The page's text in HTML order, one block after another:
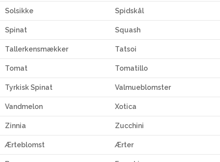
Solsikke Spidskål
Spinat Squash
Tallerkensmækker Tatsoi
Tomat Tomatillo
Tyrkisk Spinat Valmueblomster
Vandmelon Xotica
Zinnia Zucchini
Ærteblomst Ærter